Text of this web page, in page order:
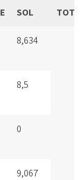
SOL
8,634
8,5
0
9,067